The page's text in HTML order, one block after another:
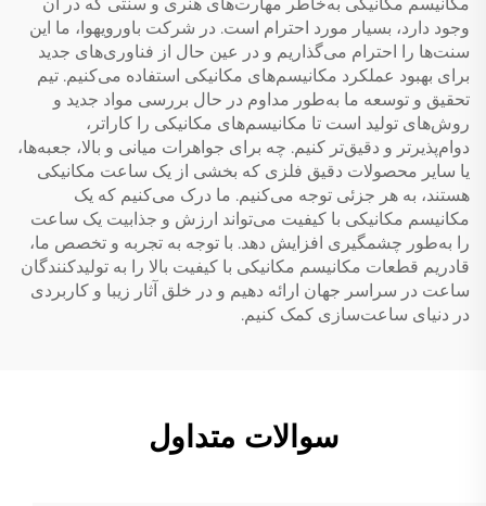
وجود دارد، بسیار مورد احترام است. در شرکت باورویهوا، ما این
سنت‌ها را احترام می‌گذاریم و در عین حال از فناوری‌های جدید
برای بهبود عملکرد مکانیسم‌های مکانیکی استفاده می‌کنیم. تیم
تحقیق و توسعه ما به‌طور مداوم در حال بررسی مواد جدید و
روش‌های تولید است تا مکانیسم‌های مکانیکی را کاراتر،
دوام‌پذیرتر و دقیق‌تر کنیم. چه برای جواهرات میانی و بالا، جعبه‌ها،
یا سایر محصولات دقیق فلزی که بخشی از یک ساعت مکانیکی
هستند، به هر جزئی توجه می‌کنیم. ما درک می‌کنیم که یک
مکانیسم مکانیکی با کیفیت می‌تواند ارزش و جذابیت یک ساعت
را به‌طور چشمگیری افزایش دهد. با توجه به تجربه و تخصص ما،
قادریم قطعات مکانیسم مکانیکی با کیفیت بالا را به تولیدکنندگان
ساعت در سراسر جهان ارائه دهیم و در خلق آثار زیبا و کاربردی
در دنیای ساعت‌سازی کمک کنیم.
سوالات متداول